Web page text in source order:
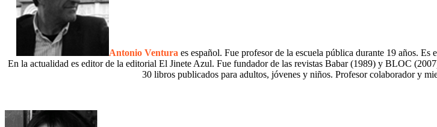
Antonio Ventura es español. Fue profesor de la escuela pública durante 19 años.
En la actualidad es editor de la editorial El Jinete Azul. Fue fundador de las revistas Babar (1989) y BLOC
30 libros publicados para adultos, jóvenes y niños. Profesor colaborador y